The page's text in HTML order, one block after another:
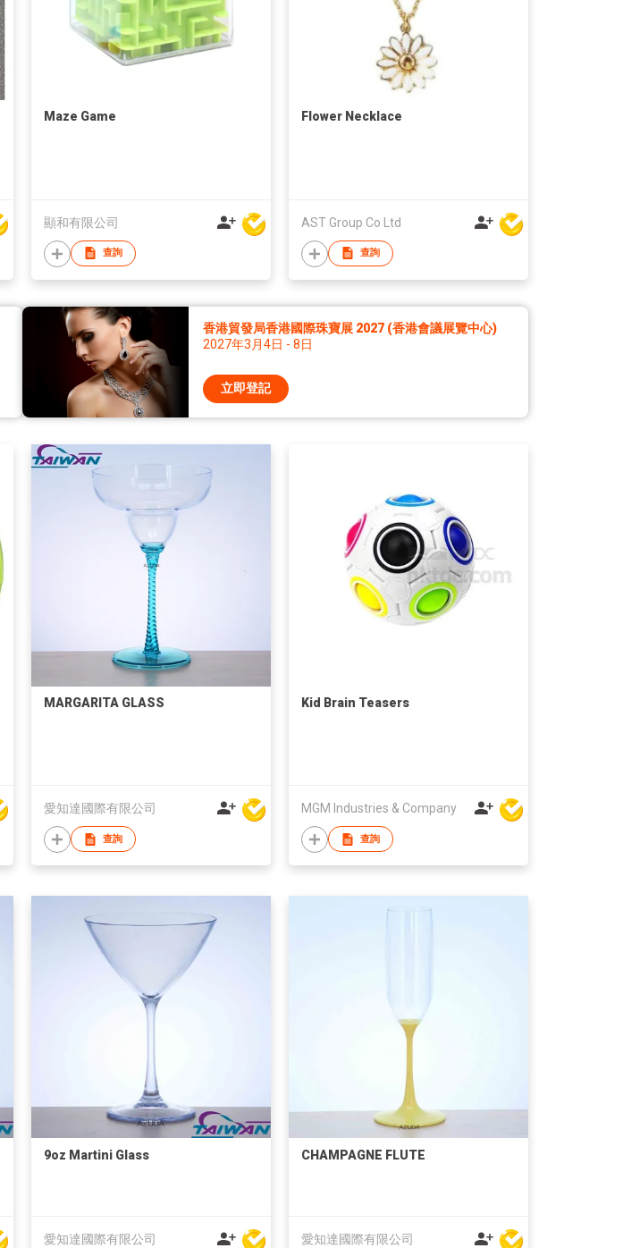
Maze Game
顯和有限公司
查詢
Flower Necklace
AST Group Co Ltd
查詢
香港貿發局香港國際珠寶展 2027 (香港會議展覽中心)
2027年3月4日 - 8日
立即登記
MARGARITA GLASS
愛知達國際有限公司
查詢
Kid Brain Teasers
MGM Industries & Company
查詢
9oz Martini Glass
愛知達國際有限公司
CHAMPAGNE FLUTE
愛知達國際有限公司